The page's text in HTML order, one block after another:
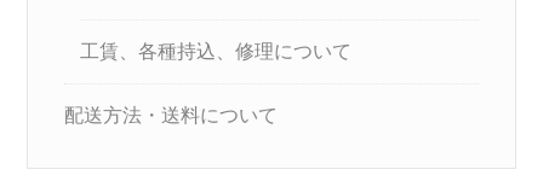
工賃、各種持込、修理について
配送方法・送料について